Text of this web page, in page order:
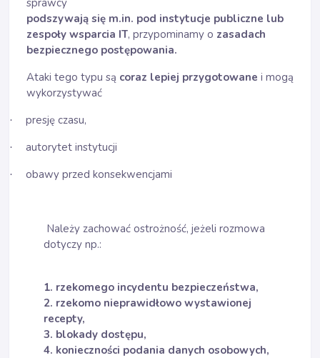
sprawcy
podszywają się m.in. pod instytucje publiczne lub
zespoły wsparcia IT, przypominamy o zasadach
bezpiecznego postępowania.
Ataki tego typu są coraz lepiej przygotowane i mogą
wykorzystywać
· presję czasu,
· autorytet instytucji
· obawy przed konsekwencjami
Należy zachować ostrożność, jeżeli rozmowa
dotyczy np.:
1. rzekomego incydentu bezpieczeństwa,
2. rzekomo nieprawidłowo wystawionej
recepty,
3. blokady dostępu,
4. konieczności podania danych osobowych,